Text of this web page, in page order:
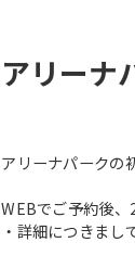
アリー
アリーナパークの
WEBでご予約後、
・詳細につきまし